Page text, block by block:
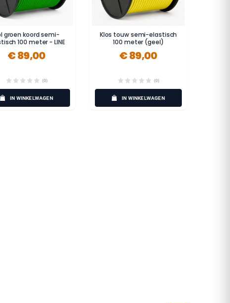
groen koord semi-
100 meter - LINE
€ 89,00
(0)
IN WINKELWAGEN
Klos touw semi-elastisch
100 meter (geel)
€ 89,00
(0)
IN WINKELWAGEN